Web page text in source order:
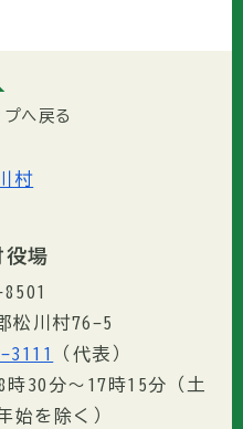
へ戻る
役場
松川村76-5
3111
（代表）
30分〜17時15分（土
始を除く）